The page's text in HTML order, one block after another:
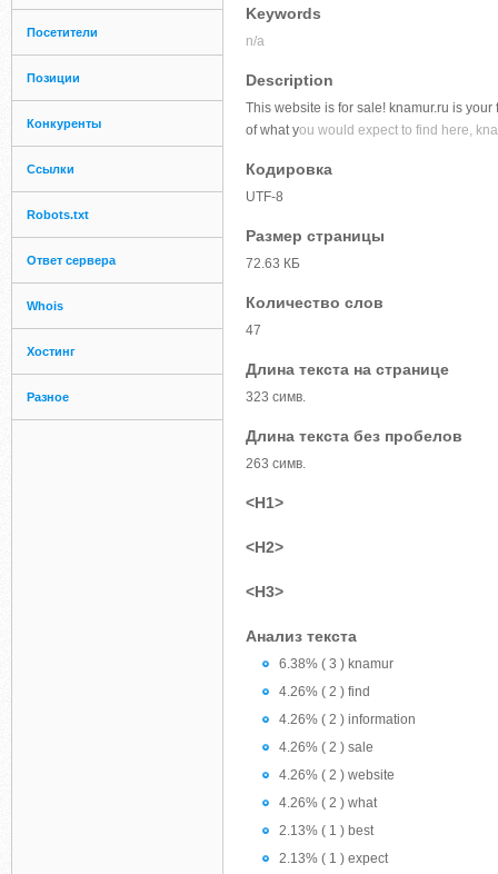
Посетители
Позиции
Конкуренты
Ссылки
Robots.txt
Ответ сервера
Whois
Хостинг
Разное
Keywords
n/a
Description
This website is for sale! knamur.ru is
of what you would expect to find here,
Кодировка
UTF-8
Размер страницы
72.63 КБ
Количество слов
47
Длина текста на странице
323 симв.
Длина текста без пробелов
263 симв.
<H1>
<H2>
<H3>
Анализ текста
6.38% ( 3 ) knamur
4.26% ( 2 ) find
4.26% ( 2 ) information
4.26% ( 2 ) sale
4.26% ( 2 ) website
4.26% ( 2 ) what
2.13% ( 1 ) best
2.13% ( 1 ) expect